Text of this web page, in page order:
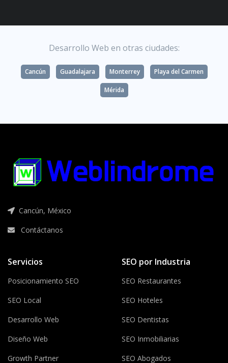
Desarrollo Web en otras ciudades:
Cancún Guadalajara Monterrey Playa del Carmen
Mérida
Cancún, México
Contáctanos
Servicios
Posicionamiento SEO
SEO Local
Desarrollo Web
Diseño Web
Growth Partner
SEO por Industria
SEO Restaurantes
SEO Hoteles
SEO Dentistas
SEO Inmobiliarias
SEO Abogados